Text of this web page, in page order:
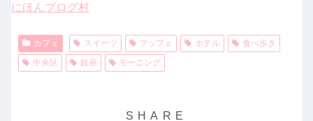
にほんブログ村
カフェ スイーツ ブッフェ ホテル
食べ歩き
中央区
銀座 モーニング